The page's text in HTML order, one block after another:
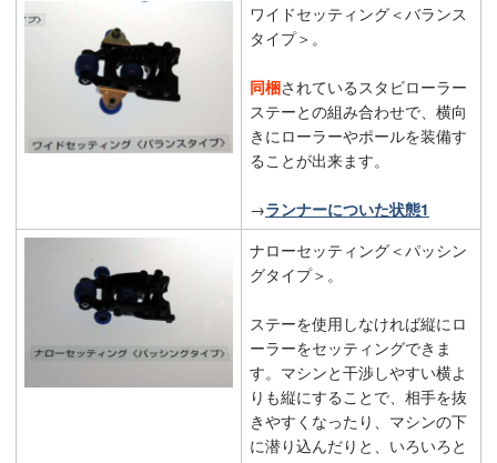
ワイドセッティング＜バランス
タイプ＞。
同梱されているスタビローラー
ステーとの組み合わせで、横向
きにローラーやポールを装備す
ることが出来ます。
→ランナーについた状態1
ナローセッティング＜パッシン
グタイプ＞。
ステーを使用しなければ縦にロ
ーラーをセッティングできま
す。マシンと干渉しやすい横よ
りも縦にすることで、相手を抜
きやすくなったり、マシンの下
に潜り込んだりと、いろいろと